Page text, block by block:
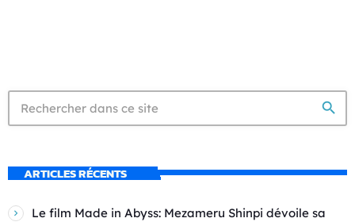
search
ARTICLES RÉCENTS
Le film Made in Abyss: Mezameru Shinpi dévoile sa